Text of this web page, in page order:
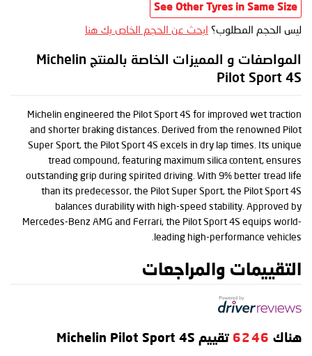
See Other Tyres in Same Size
ليس الحجم المطلوب؟ ابحث عن الحجم الخاص بك هنا
المواصفات و المميزات الخاصة بالمنتج Michelin
Pilot Sport 4S
Michelin engineered the Pilot Sport 4S for improved wet traction
and shorter braking distances. Derived from the renowned Pilot
Super Sport, the Pilot Sport 4S excels in dry lap times. Its unique
tread compound, featuring maximum silica content, ensures
outstanding grip during spirited driving. With 9% better tread life
than its predecessor, the Pilot Super Sport, the Pilot Sport 4S
balances durability with high-speed stability. Approved by
Mercedes-Benz AMG and Ferrari, the Pilot Sport 4S equips world-
leading high-performance vehicles.
التقييمات والمراجعات
هناك 6246 تقييم Michelin Pilot Sport 4S